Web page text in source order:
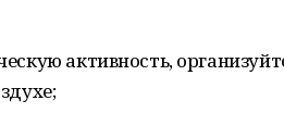
активность,